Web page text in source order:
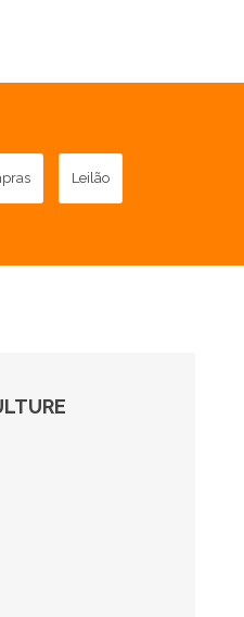
Leilão